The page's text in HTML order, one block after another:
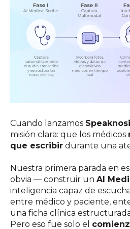
Cuando lanzamos
misión clara: que los médicos
que escribir durante una
Nuestra primera parada en
obvia — construir un AI
inteligencia capaz de
entre médico y paciente,
una ficha clínica
Pero eso fue solo el